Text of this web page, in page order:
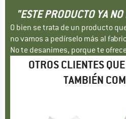
"ESTE PRODUCTO YA
O bien se trata de un producto
no vamos a pedírselo más al
No te desanimes, porque te
OTROS CLIENTES
TAMBIÉN